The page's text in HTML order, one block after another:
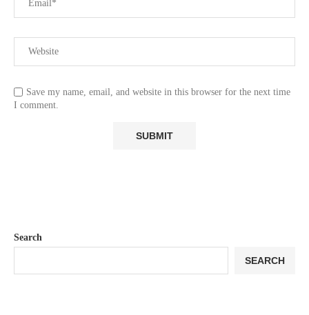
Save my name, email, and website in this browser for the next time
I comment.
Search
SEARCH